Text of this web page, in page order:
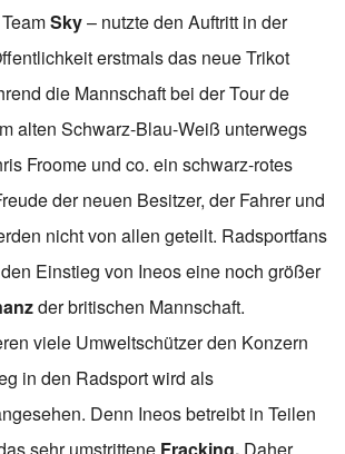
Sky– nutzte den Auftritt in der
erstmals das neue Trikot
die Mannschaft bei der Tour de
alten Schwarz-Blau-Weiß unterwegs
Froome und co. ein schwarz-rotes
der neuen Besitzer, der Fahrer und
nicht von allen geteilt. Radsportfans
Einstieg von Ineos eine noch größer
der britischen Mannschaft.
viele Umweltschützer den Konzern
in den Radsport wird als
Denn Ineos betreibt in Teilen